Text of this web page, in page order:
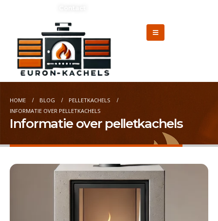
HOME BLOG
PELLETKACHELS
INFORMATIE OVER PELLETKACHELS
Informatie over pelletkachels